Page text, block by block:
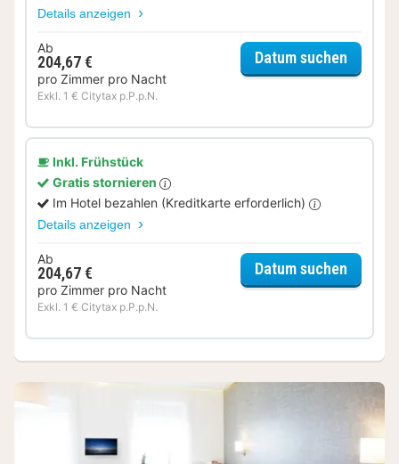
Details anzeigen
Ab
204,67 €
pro Zimmer pro Nacht
Exkl. 1 € Citytax p.P.p.N.
Datum suchen
Inkl. Frühstück
Gratis stornieren
Im Hotel bezahlen (Kreditkarte erforderlich)
Details anzeigen
Ab
204,67 €
pro Zimmer pro Nacht
Exkl. 1 € Citytax p.P.p.N.
Datum suchen